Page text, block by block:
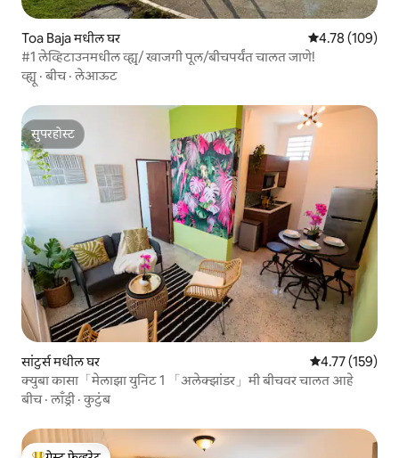
Toa Baja मधील घर 5 पैकी 4.78
4.78 (109)
#1 लेव्हिटाउनमधील व्ह्यू/ खाजगी पूल/बीचपर्यंत चालत जाणे!
व्ह्यू ·बीच·लेआऊट
सुपरहोस्ट
सुपरहोस्ट
सांटुर्स मधील घर 5 पैकी 4.77
4.77 (159)
क्युबा कासा「मेलाझा युनिट 1 「अलेक्झांडर」मी बीचवर चालत आहे
बीच·लाँड्री ·कुटुंब